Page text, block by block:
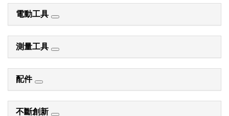
電動工具
測量工具
配件
不斷創新